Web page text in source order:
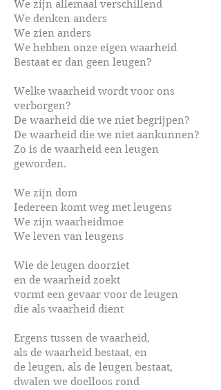
We zijn allemaal verschillend
We denken anders
We zien anders
We hebben onze eigen waarheid
Bestaat er dan geen leugen?
Welke waarheid wordt voor ons
verborgen?
De waarheid die we niet begrijpen?
De waarheid die we niet aankunnen?
Zo is de waarheid een leugen
geworden.
We zijn dom
Iedereen komt weg met leugens
We zijn waarheidmoe
We leven van leugens
Wie de leugen doorziet
en de waarheid zoekt
vormt een gevaar voor de leugen
die als waarheid dient
Ergens tussen de waarheid,
als de waarheid bestaat, en
de leugen, als de leugen bestaat,
dwalen we doelloos rond